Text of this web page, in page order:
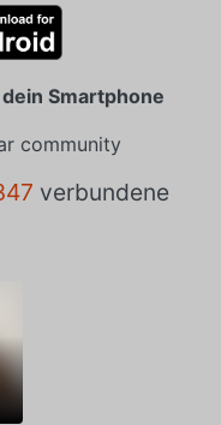
Smartphone
community
verbundene